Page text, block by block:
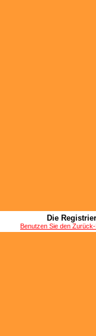
Die
Benutzen Sie den